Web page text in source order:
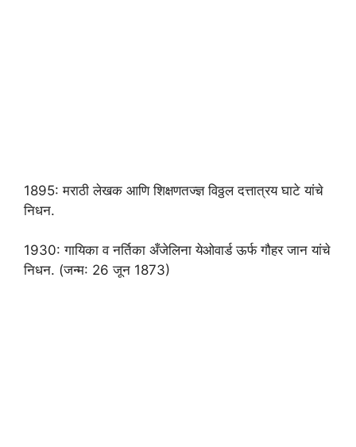
1895: मराठी लेखक आणि शिक्षणतज्ज्ञ विठ्ठल दत्तात्रय घाटे यांचे
निधन.
1930: गायिका व नर्तिका अँजेलिना येओवार्ड ऊर्फ गौहर जान यांचे
निधन. (जन्म: 26 जून 1873)